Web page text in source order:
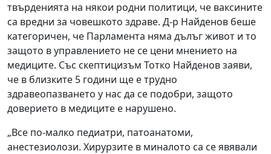
твърденията на някои родни политици, че ваксините
са вредни за човешкото здраве. Д-р Найденов беше
категоричен, че Парламента няма дълъг живот и то
защото в управлението не се цени мнението на
медиците. Със скептицизъм Тотко Найденов заяви,
че в близките 5 години ще е трудно
здравеопазването у нас да се подобри, защото
доверието в медиците е нарушено.
„Все по-малко педиатри, патоанатоми,
анестезиолози. Хирурзите в миналото са се явявали